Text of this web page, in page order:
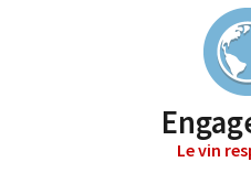
Le vin